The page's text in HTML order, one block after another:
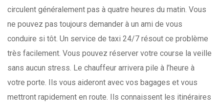
circulent généralement pas à quatre heures du matin. Vous
ne pouvez pas toujours demander à un ami de vous
conduire si tôt. Un service de taxi 24/7 résout ce problème
très facilement. Vous pouvez réserver votre course la veille
sans aucun stress. Le chauffeur arrivera pile à l’heure à
votre porte. Ils vous aideront avec vos bagages et vous
mettront rapidement en route. Ils connaissent les itinéraires